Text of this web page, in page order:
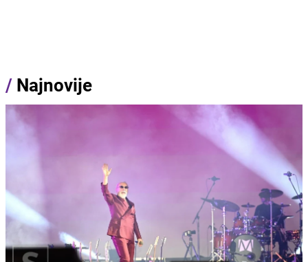
/ Najnovije